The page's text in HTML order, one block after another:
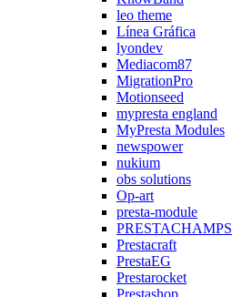
leo theme
Línea Gráfica
lyondev
Mediacom87
MigrationPro
Motionseed
mypresta england
MyPresta Modules
newspower
nukium
obs solutions
Op-art
presta-module
PRESTACHAMPS
Prestacraft
PrestaEG
Prestarocket
Prestashop